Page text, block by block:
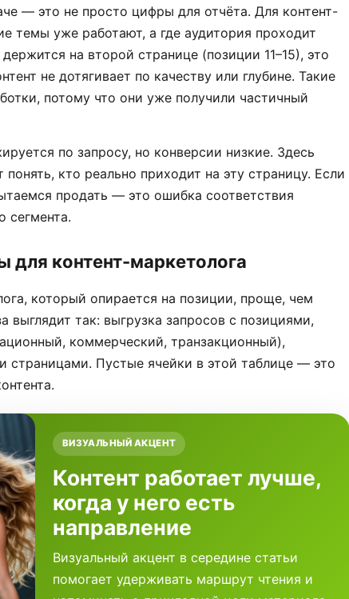
— это не просто цифры для отчёта. Для контент-
темы уже работают, а где аудитория проходит
на второй странице (позиции 11–15), это
не дотягивает по качеству или глубине. Такие
потому что они уже получили частичный
по запросу, но конверсии низкие. Здесь
кто реально приходит на эту страницу. Если
продать — это ошибка соответствия
сегмента.
контент-маркетолога
который опирается на позиции, проще, чем
выглядит так: выгрузка запросов с позициями,
коммерческий, транзакционный),
страницами. Пустые ячейки в этой таблице — это
ВИЗУАЛЬНЫЙ АКЦЕНТ
Контент работает лучше,
когда у него есть
направление
Визуальный акцент в середине статьи
помогает удерживать маршрут чтения и